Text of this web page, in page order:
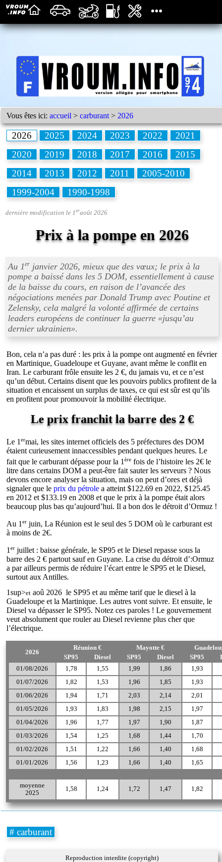
Vous êtes ici:accueil >carburant > 2026
2026 2025 2024 2023 2022
2021
2020
2019 2018 2017 2016
2015
2014
2013 2012 2011
2005-2010
1999-2004
1990-1998
dernière modification le 1 eraoût 2026
Prix à la pompe en 2026
Au 1erjanvier 2026, mieux que des vœux; le prix à la
pompe a baissé dans les 5 DOM, essentiellement à cause
de la baisse du cours, en raison de l’avancée des
négociations menées par Donald Trump avec Poutine et
Zelensky, cela malgré la volonté affirmée de certains
leaders européens de continuer la guerre «jusqu’au
dernier ukrainien».
Bon, cela n’a pas duré : les prix à la pompe ont augmenté en février
en Martinique, Guadeloupe et Guyane, avant même le conflit en
Iran. Le carburant frôle ensuite les 2 €, du jamais vu, et ce n’est
qu’un début. Certains disent que les pouvoirs publics profitent de la
situation et encaissent un surplus de taxes, ce qui est sûr est qu’ils
en profitent pour promouvoir la mobilité électrique.
Le prix franchit la barre des 2 €
Le 1ermai, les sites internet officiels des 5 préfectures des DOM
étaient curieusement innaccessibles pendant quelques heures. Le
fait que le carburant dépasse pour la 1ère fois de l’histoire les 2€ le
litre dans certains DOM a peut-être fait sauter les serveurs ? Nous
devons encore analyser la situation, mais on peut d’ores et déjà
signaler que leprix du pétrole a atteint $122.69 en 2022, $125.45
en 2012 et $133.19 en 2008 et que le prix à la pompe était alors
beaucoup plus bas qu’aujourd’hui. Il a bon dos le détroit d’Ormuz !
Au 1er juin, La Réunion est le seul des 5 DOM où le carburant est
à moins de 2€.
1er juillet : baisse générale, le SP95 et le Diesel repasse sous la
barre des 2 € partout sauf en Guyane. La crise du détroit d’:Ormuz
a par ailleurs permis de réduire l’écart entre le SP95 et le Diesel,
surtout aux Antilles.
1sup>et aoû 2026 le SP95 et au même tarif que le diesel à la
Guadeloupe et la Martinique. Les autres vont suivre. Et ensuite, le
Diesel va dépasser le SP95. Notez ces paroles ! Le gouvernement
veut absolument que rouler au Diesel revienne plus cher que
l’électrique.
2026
Réunion € Mayotte €
SP95
Diesel SP95 Diesel SP95
01/08/2026
1,78 1,55 1,99 1,86
1,93
01/07/2026
1,82 1,53 1,96 1,85
1,93
01/06/2026
1,94 1,71 2,03 2,14
2,01
01/05/2026
1,93 1,83 1,98 2,15
1,97
01/04/2026
1,96 1,77 1,97 1,90
1,87
01/03/2026
1,54 1,25 1,68 1,44
1,70
01/02/2026
1,51 1,22 1,66 1,40
1,68
01/01/2026
1,56 1,23 1,66 1,40 1,65
moyenne
2025
1,58 1,24 1,72 1,47 1,82
# carburant
Reproduction interdite (copyright)